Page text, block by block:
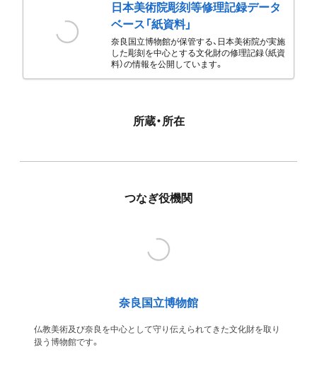
日本美術院彫刻等修理記録データ
ベース「紙資料」
奈良国立博物館が保管する、日本美術院が実施
した彫刻を中心とする文化財の修理記録（紙資
料）の情報を公開しています。
所蔵・所在
つなぎ役機関
奈良国立博物館
仏教美術及び奈良を中心として守り伝えられてきた文化財を取り
扱う博物館です。